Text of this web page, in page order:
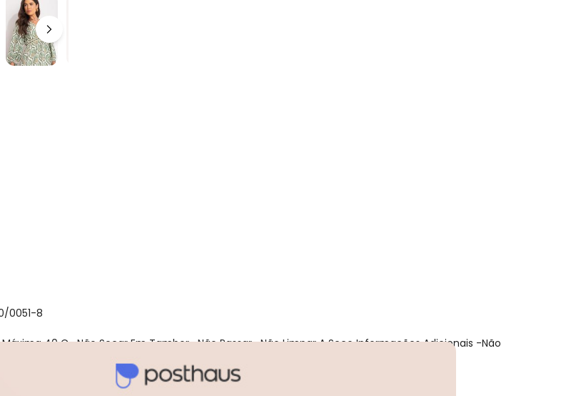
0051-8
40 C -Não Secar Em Tambor -Não Passar -Não Limpar A Seco Informações Adicionais -Não